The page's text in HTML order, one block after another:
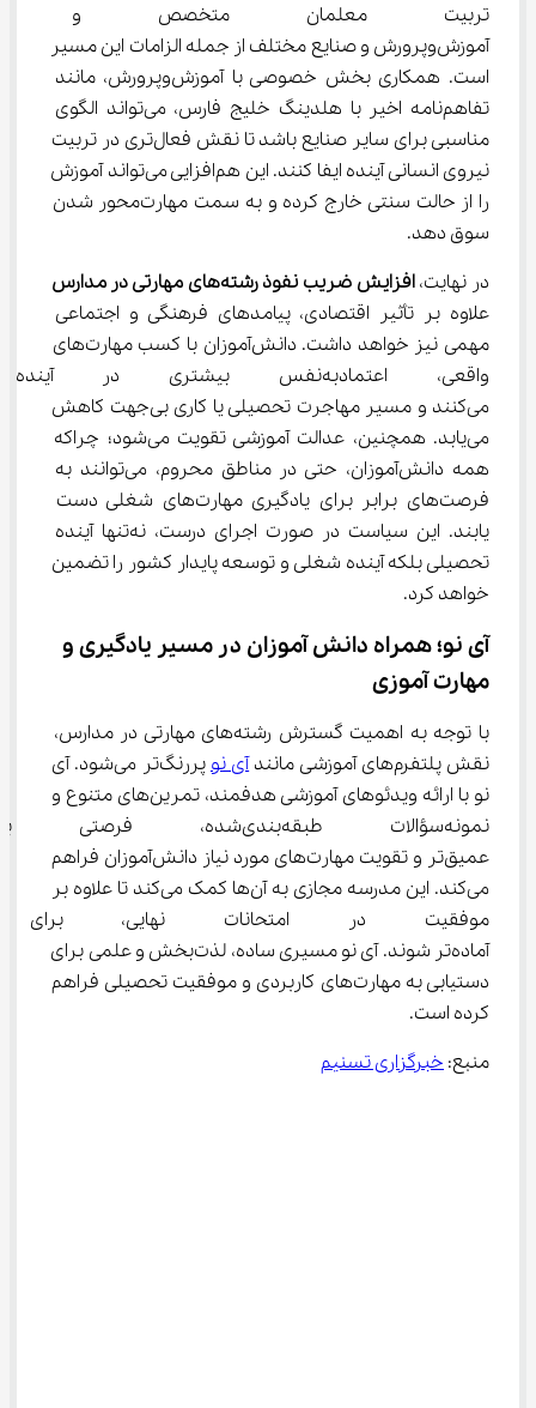
تربیت معلمان متخصص و
آموزش‌وپرورش و صنایع مختلف از جمله الزامات این مسیر
است. همکاری بخش خصوصی با آموزش‌وپرورش، مانند
تفاهم‌نامه اخیر با هلدینگ خلیج فارس، می‌تواند الگوی
مناسبی برای سایر صنایع باشد تا نقش فعال‌تری در تربیت
نیروی انسانی آینده ایفا کنند. این هم‌افزایی می‌تواند آموزش
را از حالت سنتی خارج کرده و به سمت مهارت‌محور شدن
سوق دهد.
در نهایت، افزایش ضریب نفوذ رشته‌های مهارتی در مدارس
علاوه بر تأثیر اقتصادی، پیامدهای فرهنگی و اجتماعی
مهمی نیز خواهد داشت. دانش‌آموزان با کسب مهارت‌های
واقعی، اعتمادبه‌نفس بیشتری
می‌کنند و مسیر مهاجرت تحصیلی یا کاری بی‌جهت کاهش
می‌یابد. همچنین، عدالت آموزشی تقویت می‌شود؛ چراکه
همه دانش‌آموزان، حتی در مناطق محروم، می‌توانند به
فرصت‌های برابر برای یادگیری مهارت‌های شغلی دست
یابند. این سیاست در صورت اجرای درست، نه‌تنها آینده
تحصیلی بلکه آینده شغلی و توسعه پایدار کشور را تضمین
خواهد کرد.
آی نو؛ همراه دانش ‌آموزان در مسیر یادگیری و
مهارت ‌آموزی
با توجه به اهمیت گسترش رشته‌های مهارتی در مدارس،
نقش پلتفرم‌های آموزشی مانند
آی نو
پررنگ‌تر می‌شود. آی
نو با ارائه ویدئوهای آموزشی هدفمند، تمرین‌های متنوع و
نمونه‌سؤالات طبقه‌بندی‌شده،
عمیق‌تر و تقویت مهارت‌های مورد نیاز دانش‌آموزان فراهم
می‌کند. این مدرسه مجازی به آن‌ها کمک می‌کند تا علاوه بر
موفقیت در امتحانات نهایی،
آماده‌تر شوند. آی نو مسیری ساده، لذت‌بخش و علمی برای
دستیابی به مهارت‌های کاربردی و موفقیت تحصیلی فراهم
کرده است.
منبع: خبرگزاری تسنیم